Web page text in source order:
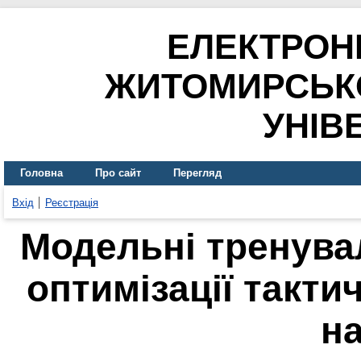
Головна Про сайт Перегляд
Вхід Реєстрація
Модельні
оптимізації